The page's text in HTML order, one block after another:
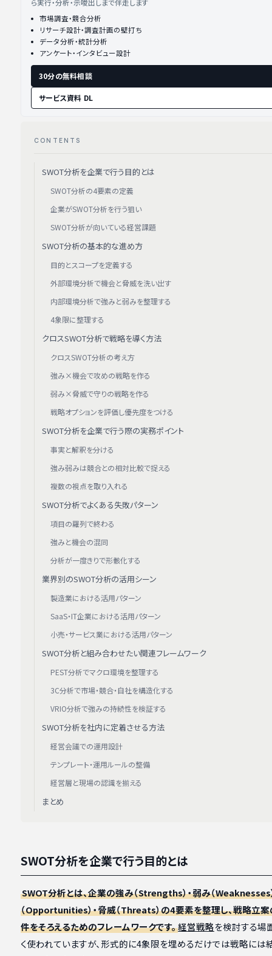
SWOT分析を企業で行う目的とは
SWOT分析とは、企業の強み（Strengths）・弱み（Weaknesses
（Opportunities）・脅威（Threats）の4要素を整理し、戦略立
件をそろえるためのフレームワークです。経営戦略を検討する場
く使われていますが、形式的に4象限を埋めるだけでは戦略には
ら実行・分析・示唆出しまで伴走します
市場調査・競合分析
リサーチ設計・調査計画の壁打ち
データ分析・統計分析
アンケート・インタビュー設計
30分の無料相談
サービス資料 DL
CONTENTS
SWOT分析を企業で行う目的とは
SWOT分析の4要素の定義
企業がSWOT分析を行う狙い
SWOT分析が向いている経営課題
SWOT分析の基本的な進め方
目的とスコープを定義する
外部環境分析で機会と脅威を洗い出す
内部環境分析で強みと弱みを整理する
4象限に整理する
クロスSWOT分析で戦略を導く方法
クロスSWOT分析の考え方
強み×機会で攻めの戦略を作る
弱み×脅威で守りの戦略を作る
戦略オプションを評価し優先度をつける
SWOT分析を企業で行う際の実務ポイント
事実と解釈を分ける
強み弱みは競合との相対比較で捉える
複数の視点を取り入れる
SWOT分析でよくある失敗パターン
項目の羅列で終わる
強みと機会の混同
分析が一度きりで形骸化する
業界別のSWOT分析の活用シーン
製造業における活用パターン
SaaS・IT企業における活用パターン
小売・サービス業における活用パターン
SWOT分析と組み合わせたい関連フレームワーク
PEST分析でマクロ環境を整理する
3C分析で市場・競合・自社を構造化する
VRIO分析で強みの持続性を検証する
SWOT分析を社内に定着させる方法
経営会議での運用設計
テンプレート・運用ルールの整備
経営層と現場の認識を揃える
まとめ